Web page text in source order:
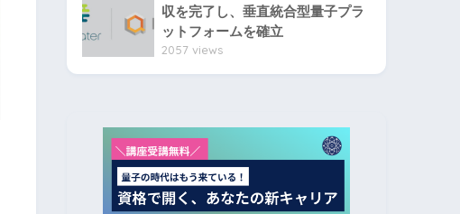
収を完了し、垂直統合型量子プラ
ットフォームを確立
2057 views